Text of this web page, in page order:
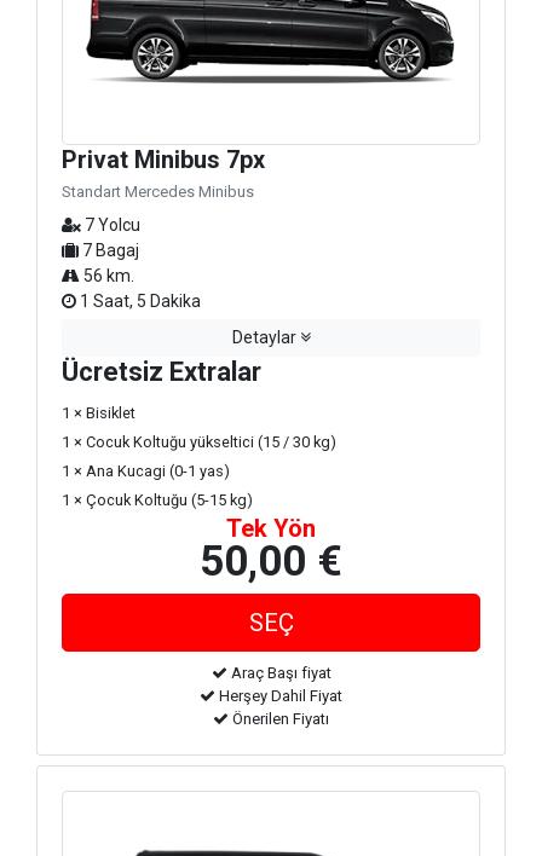
Privat Minibus 7px
Standart Mercedes Minibus
7 Yolcu
7 Bagaj
56 km.
1 Saat, 5 Dakika
Detaylar
Ücretsiz Extralar
1 × Bisiklet
1 × Cocuk Koltuğu yükseltici (15 / 30 kg)
1 × Ana Kucagi (0-1 yas)
1 × Çocuk Koltuğu (5-15 kg)
Tek Yön
50,00 €
Araç Başı fiyat
Herşey Dahil Fiyat
Önerilen Fiyatı